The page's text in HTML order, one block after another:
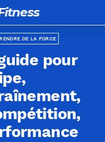
DE LA FORCE
pour